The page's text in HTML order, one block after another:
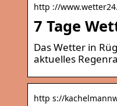
http ://
7 Tage
Das Wetter in
aktuelles
http s://